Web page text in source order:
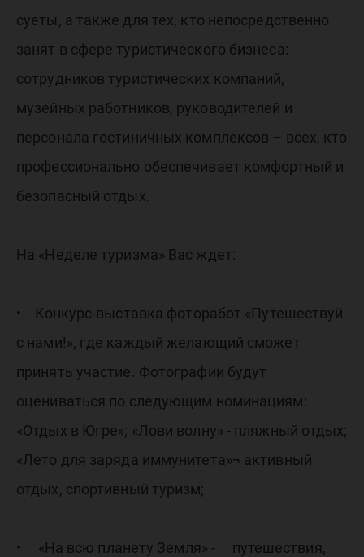
суеты, а также для тех, кто непосредственно
занят в сфере туристического бизнеса:
сотрудников туристических компаний,
музейных работников, руководителей и
персонала гостиничных комплексов – всех, кто
профессионально обеспечивает комфортный и
безопасный отдых.
На «Неделе туризма» Вас ждет:
• Конкурс-выставка фоторабот «Путешествуй
с нами!», где каждый желающий сможет
принять участие. Фотографии будут
оцениваться по следующим номинациям:
«Отдых в Югре»; «Лови волну» - пляжный отдых;
«Лето для заряда иммунитета»¬ активный
отдых, спортивный туризм;
• «На всю планету Земля» - путешествия,